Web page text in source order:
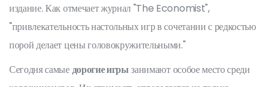
издание. Как отмечает журнал "The Economist",
"привлекательность настольных игр в сочетании с редкостью
порой делает цены головокружительными."
Сегодня самыедорогие игрызанимают особое место среди